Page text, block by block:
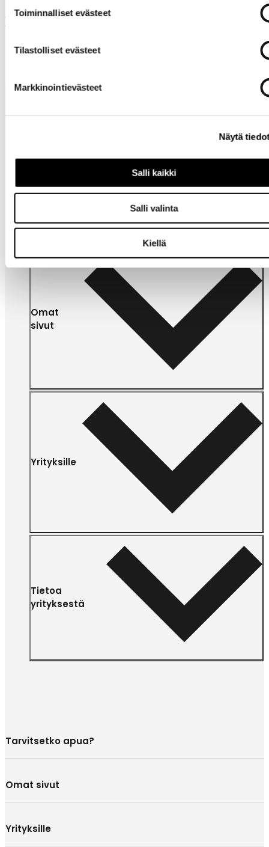
Toiminnalliset evästeet
Tilastolliset evästeet
Markkinointievästeet
Näytä
Salli kaikki
Salli valinta
Kiellä
Muut ostivat myös
apua?
Omat
sivut
Yrityksille
Tietoa
yrityksestä
Tarvitsetko apua?
Omat sivut
Yrityksille